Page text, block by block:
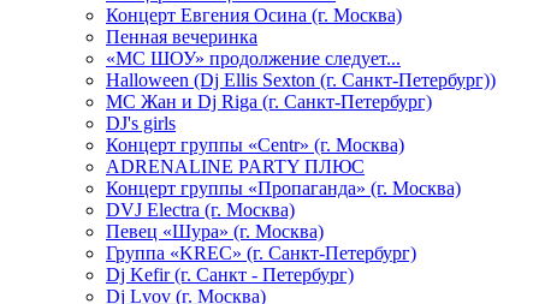
Концерт Евгения Осина (г. Москва)
Пенная вечеринка
«МС ШОУ» продолжение следует...
Halloween (Dj Ellis Sexton (г. Санкт-Петербург))
МС Жан и Dj Riga (г. Санкт-Петербург)
DJ's girls
Концерт группы «Centr» (г. Москва)
ADRENALINE PARTY ПЛЮС
Концерт группы «Пропаганда» (г. Москва)
DVJ Electra (г. Москва)
Певец «Шура» (г. Москва)
Группа «KREC» (г. Санкт-Петербург)
Dj Kefir (г. Санкт - Петербург)
Dj Lvov (г. Москва)